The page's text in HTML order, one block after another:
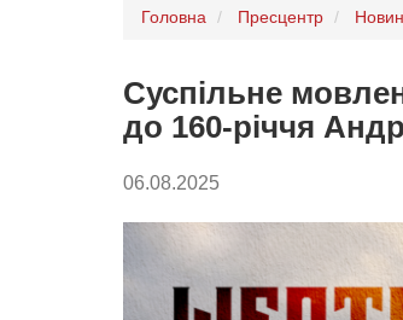
Головна Пресцентр
Суспільне
до 160-річчя
06.08.2025